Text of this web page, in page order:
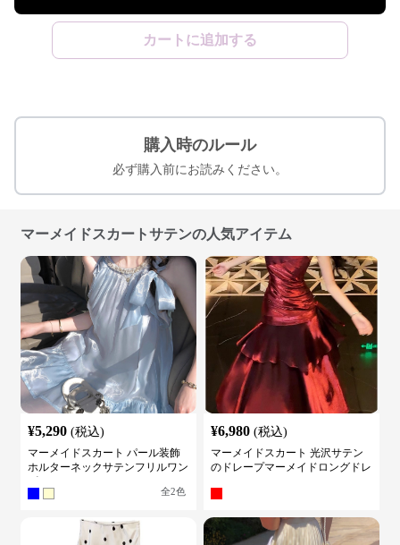
カートに追加する
購入時のルール
必ず購入前にお読みください。
マーメイドスカートサテンの人気アイテム
¥5,290 (税込)
マーメイドスカート パール装飾
ホルターネックサテンフリルワン
全2色
¥6,980 (税込)
マーメイドスカート 光沢サテン
のドレープマーメイドロングドレ